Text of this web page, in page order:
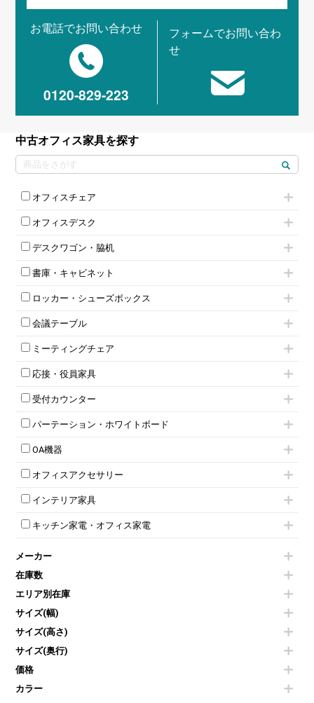
お電話でお問い合わせ
0120-829-223
フォームでお問い合わ
せ
中古オフィス家具を探す
オフィスチェア
肘無しチェア
役員チェア
高級チェア（多機能チェア）
オフィスチェアその他
オフィスデスク
フリーアドレスデスク（ベンチデスク）
昇降デスク
オフィスデスクその他
両袖机
デスクワゴン・脇机
インワゴン2段
インワゴン3段
脇机
ワゴンその他
書庫・キャビネット
ハイキャビネット
ローキャビネット
両開きキャビネット
スチールキャビネット
上下連結キャビネット
軽量ラック（スチールラック）
収納家具その他
両開書庫
ラテラル書庫
ロッカー・シューズボックス
1人用ロッカー
2人用ロッカー
3人用ロッカー
4人用ロッカー
5人用ロッカー
8人用ロッカー
多人数ロッカー
ダイヤル錠ロッカー
ダイヤル錠ロッカー
ワードローブ・クローゼット
会議テーブル
スタッキングテーブル
ネスティングテーブル
幕板付テーブル
カウンターテーブル
T字脚テーブル
会議テーブルW1200～
会議テーブルW1800～
平行スタックテーブル
会議テーブルその他
ミーティングチェア
キャスター付きミーティングチェア
スタッキングミーティングチェア
テーブル付きミーティングチェア
ネスティングミーティングチェア
折りたたみミーティングチェア
ハイチェア
ミーティングチェアその他
応接・役員家具
応接セット
応接ソファ
応接チェア
応接テーブル
応接・役員家具その他
受付カウンター
ローカウンター
ラウンジカウンター
受付カウンターその他
パーテーション・ホワイトボード
パーテーション
自立タイプパーテーション
パーテーションその他
脚付ホワイトボード
壁掛けホワイトボード
ホワイトボードその他
OA機器
電話機（ビジネスフォン）
シュレッダー
プロジェクター
スクリーン
その他OA機器
オフィスアクセサリー
チェア用台車
演台・講演台・演説台
防音パネル
個室ブース
コートハンガー・ポールハンガー
傘立て
食器棚・キッチンキャビネット
カタログスタンド
オフィスアクセサリーその他
インテリア家具
モールドチェア
ダイニングチェア
カウンターテーブル
センターテーブル・サイドテーブル
ベンチ・スツール
ソファ
シェルフ
ダストボックス（ゴミ箱）
インテリア家具その他
キッチン家電・オフィス家電
冷蔵庫・洗濯機
空気清浄機・加湿器
液晶テレビ・モニター類
エアコン
掃除機
季節家電
メーカー
在庫数
エリア別在庫
サイズ(幅)
サイズ(高さ)
サイズ(奥行)
価格
カラー